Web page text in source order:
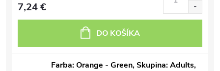
7,24 €
DO KOŠÍKA
Farba: Orange - Green, Skupina: Adults,